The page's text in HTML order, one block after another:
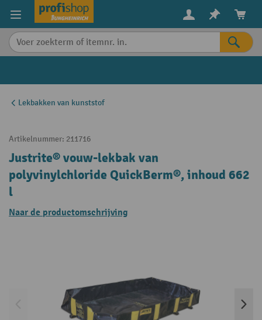
content
Lekbakken van kunststof
Artikelnummer: 211716
Justrite® vouw-lekbak van
polyvinylchloride QuickBerm®, inhoud 662
l
Naar de productomschrijving